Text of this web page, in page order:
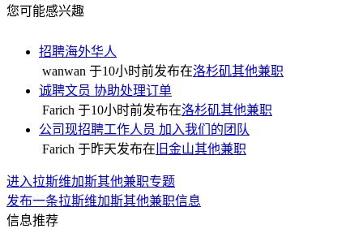
您可能感兴趣
招聘海外华人
wanwan 于10小时前发布在洛杉矶其他兼职
诚聘文员 协助处理订单
Farich 于10小时前发布在洛杉矶其他兼职
公司现招聘工作人员 加入我们的团队
Farich 于昨天发布在 旧金山其他兼职
进入拉斯维加斯其他兼职专题
发布一条拉斯维加斯其他兼职信息
信息推荐